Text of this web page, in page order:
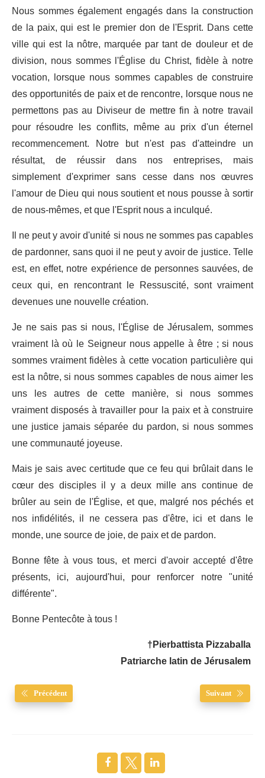
Nous sommes également engagés dans la construction
de la paix, qui est le premier don de l'Esprit. Dans cette
ville qui est la nôtre, marquée par tant de douleur et de
division, nous sommes l'Église du Christ, fidèle à notre
vocation, lorsque nous sommes capables de construire
des opportunités de paix et de rencontre, lorsque nous ne
permettons pas au Diviseur de mettre fin à notre travail
pour résoudre les conflits, même au prix d'un éternel
recommencement. Notre but n'est pas d'atteindre un
résultat, de réussir dans nos entreprises, mais
simplement d'exprimer sans cesse dans nos œuvres
l'amour de Dieu qui nous soutient et nous pousse à sortir
de nous-mêmes, et que l'Esprit nous a inculqué.
Il ne peut y avoir d'unité si nous ne sommes pas capables
de pardonner, sans quoi il ne peut y avoir de justice. Telle
est, en effet, notre expérience de personnes sauvées, de
ceux qui, en rencontrant le Ressuscité, sont vraiment
devenues une nouvelle création.
Je ne sais pas si nous, l'Église de Jérusalem, sommes
vraiment là où le Seigneur nous appelle à être ; si nous
sommes vraiment fidèles à cette vocation particulière qui
est la nôtre, si nous sommes capables de nous aimer les
uns les autres de cette manière, si nous sommes
vraiment disposés à travailler pour la paix et à construire
une justice jamais séparée du pardon, si nous sommes
une communauté joyeuse.
Mais je sais avec certitude que ce feu qui brûlait dans le
cœur des disciples il y a deux mille ans continue de
brûler au sein de l'Église, et que, malgré nos péchés et
nos infidélités, il ne cessera pas d'être, ici et dans le
monde, une source de joie, de paix et de pardon.
Bonne fête à vous tous, et merci d'avoir accepté d'être
présents, ici, aujourd'hui, pour renforcer notre "unité
différente".
Bonne Pentecôte à tous !
†Pierbattista Pizzaballa
Patriarche latin de Jérusalem
Précédent Suivant